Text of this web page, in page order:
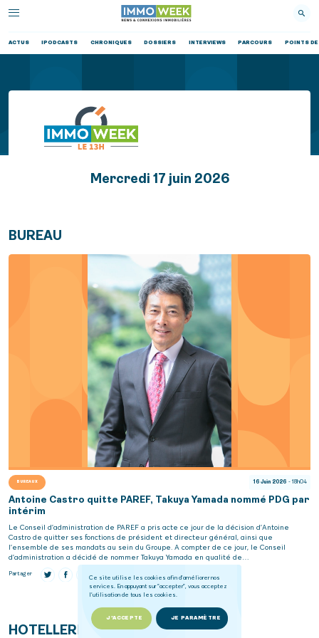
ACTUS IPODCASTS CHRONIQUES DOSSIERS INTERVIEWS PARCOURS POINTS DE
Ce site utilise les cookies afin d'améliorer nos
services. En appuyant sur "accepter", vous acceptez
l'utilisation de tous les cookies.
J'ACCEPTE JE PARAMÈTRE
Mercredi 17 juin 2026
BUREAU
BUREAUX 16 Juin 2026 - 18h04
Antoine Castro quitte PAREF, Takuya Yamada nommé PDG par
intérim
Le Conseil d’administration de PAREF a pris acte ce jour de la décision d’Antoine
Castro de quitter ses fonctions de président et directeur général, ainsi que
l’ensemble de ses mandats au sein du Groupe. A compter de ce jour, le Conseil
d’administration a décidé de nommer Takuya Yamada en qualité de…
Partager
HOTELLERIE